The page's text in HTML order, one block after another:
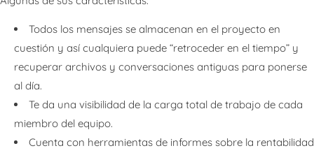
Todos los mensajes se almacenan en el proyecto en
cuestión y así cualquiera puede “retroceder en el tiempo” y
recuperar archivos y conversaciones antiguas para ponerse
al día.
Te da una visibilidad de la carga total de trabajo de cada
miembro del equipo.
Cuenta con herramientas de informes sobre la rentabilidad